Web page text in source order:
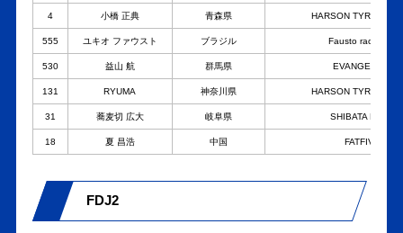
4 小橋 正典 青森県 HARSON TYRES
555 ユキオ ファウスト ブラジル Fausto racing
530 益山 航 群馬県 EVANGELION
131 RYUMA 神奈川県 HARSON TYRES
31 蕎麦切 広大 岐阜県 SHIBATA
18 夏 昌浩 中国 FATFIVE
FDJ2